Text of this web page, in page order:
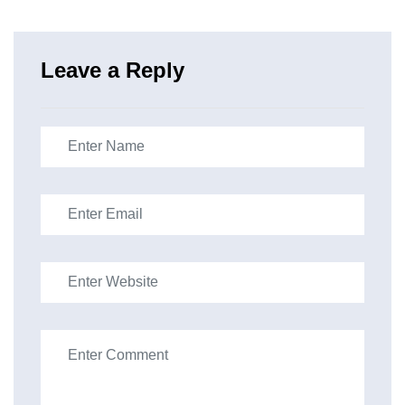
Leave a Reply